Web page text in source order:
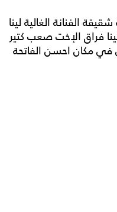
الفنانة الغالية لينا
فراق الإخت صعب كتير
في مكان احسن الفاتحة